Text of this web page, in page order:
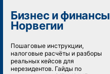
Бизнес и финансы
Норвегии
Пошаговые инструкции,
налоговые расчёты и разборы
реальных кейсов для
нерезидентов. Гайды по